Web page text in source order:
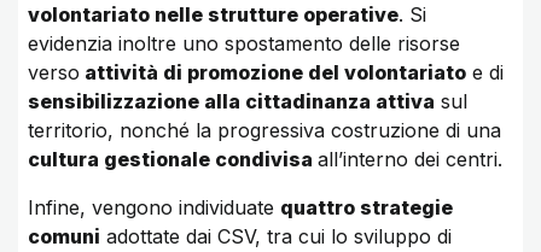
volontariato nelle strutture operative. Si
evidenzia inoltre uno spostamento delle risorse
verso attività di promozione del volontariato e di
sensibilizzazione alla cittadinanza attiva sul
territorio, nonché la progressiva costruzione di una
cultura gestionale condivisa all’interno dei centri.
Infine, vengono individuate quattro strategie
comuni adottate dai CSV, tra cui lo sviluppo di